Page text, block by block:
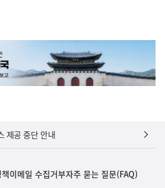
제공 중단 안내
이메일 수집거부자주 묻는 질문(FAQ)